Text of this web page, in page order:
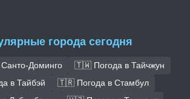
города сегодня
Доминго
🇹🇼 Погода в Тайчжун
в Тайбэй
🇹🇷 Погода в Стамбул